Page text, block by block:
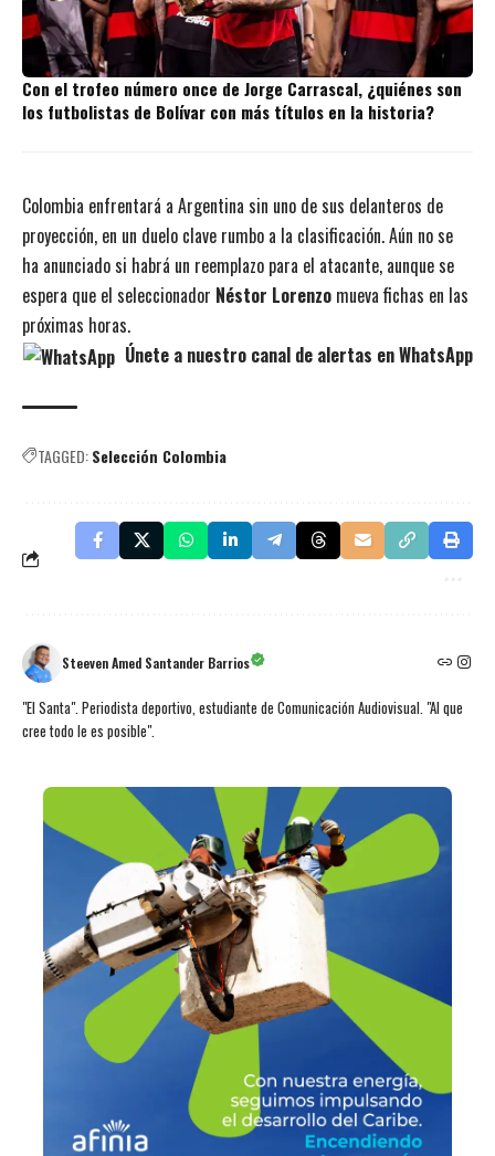
Con el trofeo número once de Jorge Carrascal, ¿quiénes son
los futbolistas de Bolívar con más títulos en la historia?
Colombia enfrentará a Argentina sin uno de sus delanteros de
proyección, en un duelo clave rumbo a la clasificación. Aún no se
ha anunciado si habrá un reemplazo para el atacante, aunque se
espera que el seleccionador Néstor Lorenzo mueva fichas en las
próximas horas.
Únete a nuestro canal de alertas en WhatsApp
TAGGED:Selección Colombia
Steeven Amed Santander Barrios
"El Santa". Periodista deportivo, estudiante de Comunicación Audiovisual. "Al que
cree todo le es posible".